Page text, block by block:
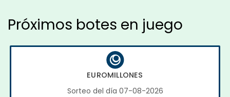
Próximos botes en juego
EUROMILLONES
Sorteo del día 07-08-2026